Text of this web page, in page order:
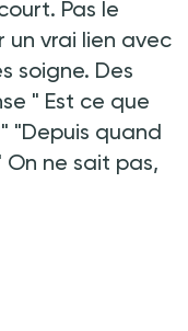
Pas le
un vrai lien avec
soigne. Des
" Est ce que
"Depuis quand
ne sait pas,